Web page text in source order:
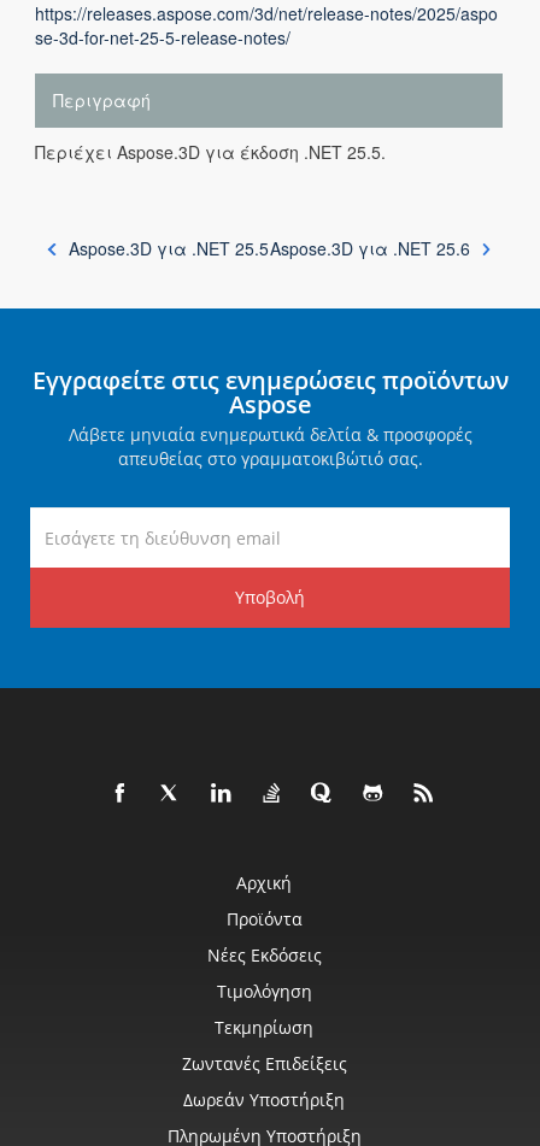
https://releases.aspose.com/3d/net/release-notes/2025/aspo
se-3d-for-net-25-5-release-notes/
Περιγραφή
Περιέχει Aspose.3D για έκδοση .NET 25.5.
Aspose.3D για .NET 25.5Aspose.3D για .NET 25.6
Εγγραφείτε στις ενημερώσεις προϊόντων
Aspose
Λάβετε μηνιαία ενημερωτικά δελτία & προσφορές
απευθείας στο γραμματοκιβώτιό σας.
Υποβολή
Αρχική
Προϊόντα
Νέες Εκδόσεις
Τιμολόγηση
Τεκμηρίωση
Ζωντανές Επιδείξεις
Δωρεάν Υποστήριξη
Πληρωμένη Υποστήριξη